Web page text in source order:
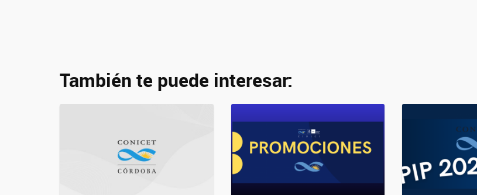
También te puede interesar: